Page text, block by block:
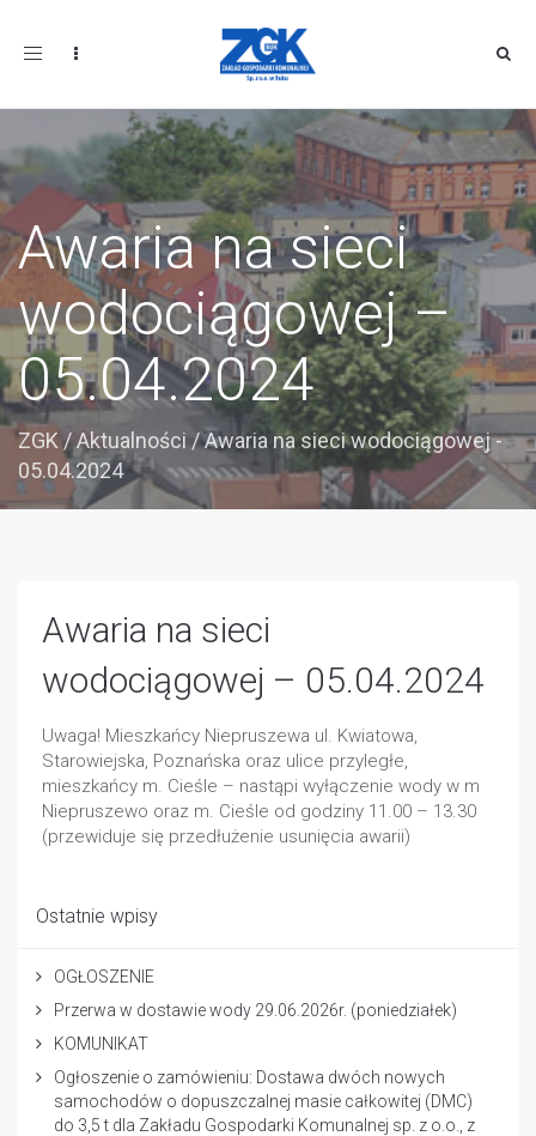
Toggle
Awaria na sieci
wodociągowej –
05.04.2024
ZGK /Aktualności /Awaria na sieci wodociągowej -
05.04.2024
Awaria na sieci
wodociągowej – 05.04.2024
Uwaga! Mieszkańcy Niepruszewa ul. Kwiatowa,
Starowiejska, Poznańska oraz ulice przyległe,
mieszkańcy m. Cieśle – nastąpi wyłączenie wody w m
Niepruszewo oraz m. Cieśle od godziny 11.00 – 13.30
(przewiduje się przedłużenie usunięcia awarii)
Ostatnie wpisy
OGŁOSZENIE
Przerwa w dostawie wody 29.06.2026r. (poniedziałek)
KOMUNIKAT
Ogłoszenie o zamówieniu: Dostawa dwóch nowych
samochodów o dopuszczalnej masie całkowitej (DMC)
do 3,5 t dla Zakładu Gospodarki Komunalnej sp. z o.o., z